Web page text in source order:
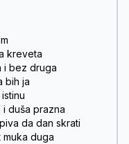
kreveta
i bez druga
bih ja
duša prazna
da dan skrati
muka duga